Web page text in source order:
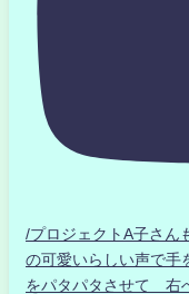
/プロジェクトA子さ
の可愛いらしい声で
をパタパタさせて 右